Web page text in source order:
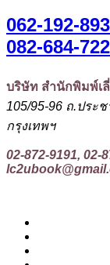
062-192-
082-684-
บริษัท สำนักพิมพ์เลี่
105/95-96 ถ.ประ
กรุงเทพฯ
02-872-9191, 02-